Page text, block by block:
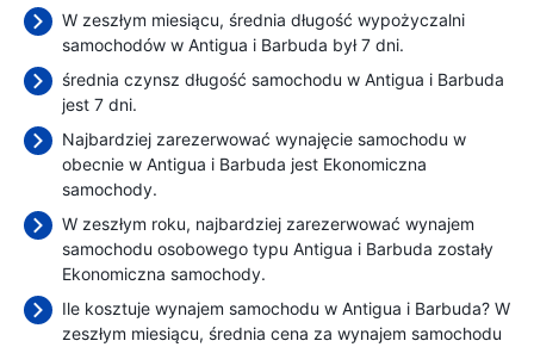
W zeszłym miesiącu, średnia długość wypożyczalni
samochodów w Antigua i Barbuda był 7 dni.
średnia czynsz długość samochodu w Antigua i Barbuda
jest 7 dni.
Najbardziej zarezerwować wynajęcie samochodu w
obecnie w Antigua i Barbuda jest Ekonomiczna
samochody.
W zeszłym roku, najbardziej zarezerwować wynajem
samochodu osobowego typu Antigua i Barbuda zostały
Ekonomiczna samochody.
Ile kosztuje wynajem samochodu w Antigua i Barbuda? W
zeszłym miesiącu, średnia cena za wynajem samochodu